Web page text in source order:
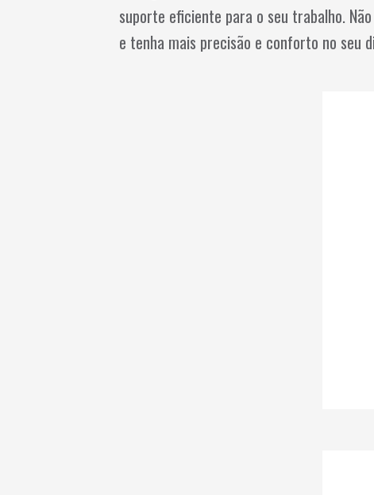
suporte eficiente para o seu trabalho.
e tenha mais precisão e conforto no seu